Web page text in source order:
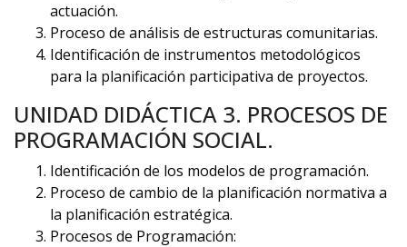
actuación.
Proceso de análisis de estructuras comunitarias.
Identificación de instrumentos metodológicos
para la planificación participativa de proyectos.
UNIDAD DIDÁCTICA 3. PROCESOS DE
PROGRAMACIÓN SOCIAL.
Identificación de los modelos de programación.
Proceso de cambio de la planificación normativa a
la planificación estratégica.
Procesos de Programación: